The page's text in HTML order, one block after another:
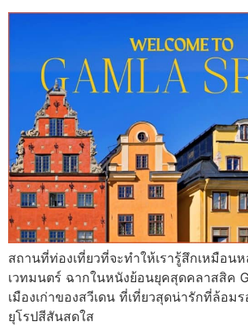
สถานที่ท่องเที่ยวที่จะทำให้เรารู้สึกเหมือน
เวทมนตร์ ฉากในหนังย้อนยุคสุดคลาสสิค
เมืองเก่าของสวีเดน ที่เที่ยวสุดน่ารักที่ล้อม
ยุโรปสีสันสดใส